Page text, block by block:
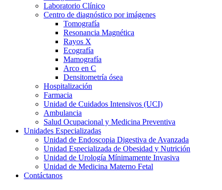
Laboratorio Clínico
Centro de diagnóstico por imágenes
Tomografía
Resonancia Magnética
Rayos X
Ecografía
Mamografía
Arco en C
Densitometría ósea
Hospitalización
Farmacia
Unidad de Cuidados Intensivos (UCI)
Ambulancia
Salud Ocupacional y Medicina Preventiva
Unidades Especializadas
Unidad de Endoscopia Digestiva de Avanzada
Unidad Especializada de Obesidad y Nutrición
Unidad de Urología Mínimamente Invasiva
Unidad de Medicina Materno Fetal
Contáctanos